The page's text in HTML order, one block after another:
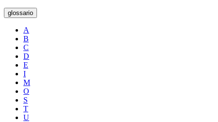
glossario
A
B
C
D
E
I
M
O
S
T
U